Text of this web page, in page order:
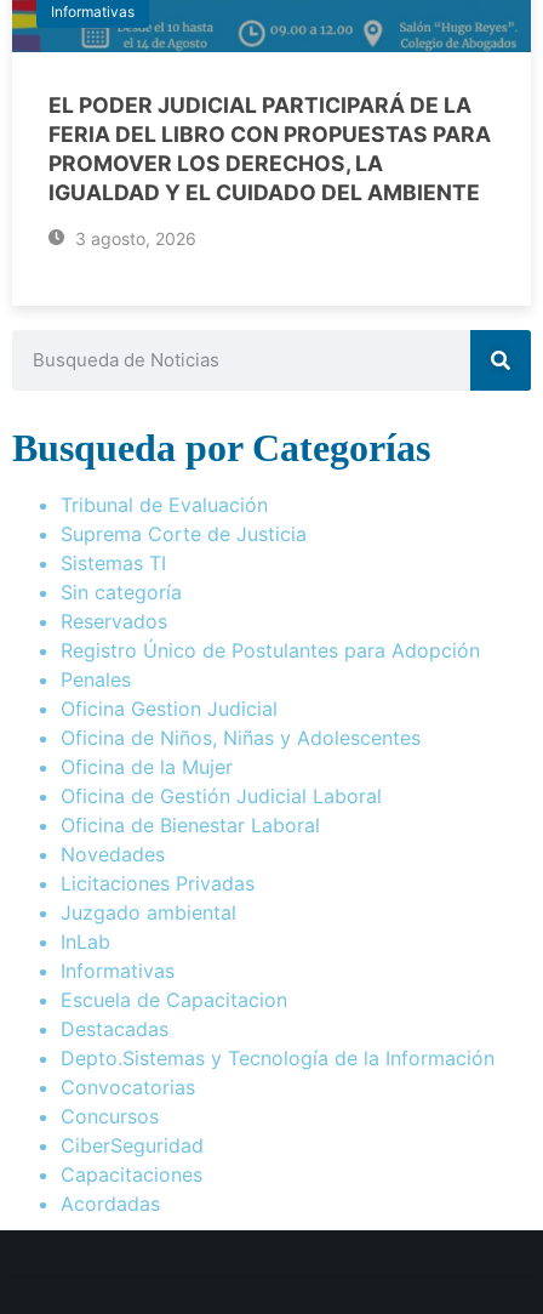
Informativas
EL PODER JUDICIAL PARTICIPARÁ DE LA
FERIA DEL LIBRO CON PROPUESTAS PARA
PROMOVER LOS DERECHOS, LA
IGUALDAD Y EL CUIDADO DEL AMBIENTE
3 agosto, 2026
Busqueda por Categorías
Tribunal de Evaluación
Suprema Corte de Justicia
Sistemas TI
Sin categoría
Reservados
Registro Único de Postulantes para Adopción
Penales
Oficina Gestion Judicial
Oficina de Niños, Niñas y Adolescentes
Oficina de la Mujer
Oficina de Gestión Judicial Laboral
Oficina de Bienestar Laboral
Novedades
Licitaciones Privadas
Juzgado ambiental
InLab
Informativas
Escuela de Capacitacion
Destacadas
Depto.Sistemas y Tecnología de la Información
Convocatorias
Concursos
CiberSeguridad
Capacitaciones
Acordadas